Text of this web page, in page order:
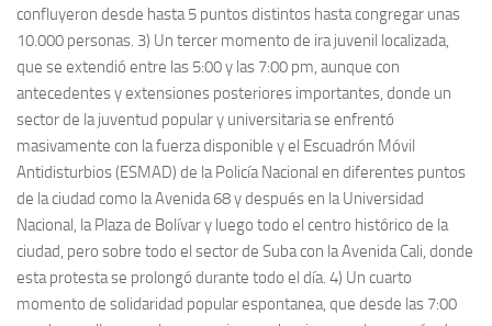
confluyeron desde hasta 5 puntos distintos hasta congregar unas
10.000 personas. 3) Un tercer momento de ira juvenil localizada,
que se extendió entre las 5:00 y las 7:00 pm, aunque con
antecedentes y extensiones posteriores importantes, donde un
sector de la juventud popular y universitaria se enfrentó
masivamente con la fuerza disponible y el Escuadrón Móvil
Antidisturbios (ESMAD) de la Policía Nacional en diferentes puntos
de la ciudad como la Avenida 68 y después en la Universidad
Nacional, la Plaza de Bolívar y luego todo el centro histórico de la
ciudad, pero sobre todo el sector de Suba con la Avenida Cali, donde
esta protesta se prolongó durante todo el día. 4) Un cuarto
momento de solidaridad popular espontanea, que desde las 7:00